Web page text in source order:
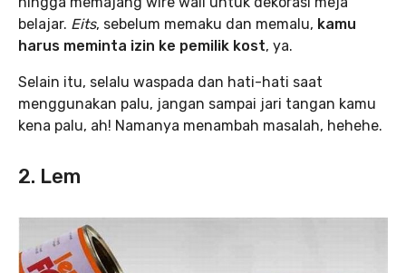
belajar. Eits, sebelum memaku dan memalu, kamu
harus meminta izin ke pemilik kost, ya.
Selain itu, selalu waspada dan hati-hati saat
menggunakan palu, jangan sampai jari tangan kamu
kena palu, ah! Namanya menambah masalah, hehehe.
2. Lem